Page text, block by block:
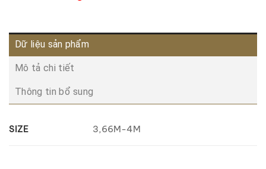
Dữ liệu sản phẩm
Mô tả chi tiết
Thông tin bổ sung
SIZE 3,66M-4M